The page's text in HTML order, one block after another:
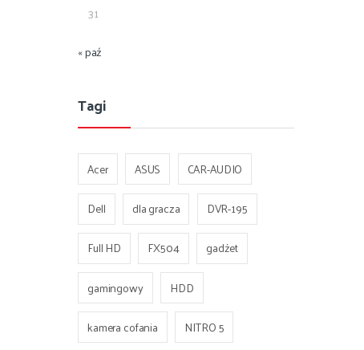
31
« paź
Tagi
Acer ASUS
CAR-AUDIO
Dell
dla gracza
DVR-195
Full HD
FX504
gadżet
gamingowy
HDD
kamera cofania
NITRO 5